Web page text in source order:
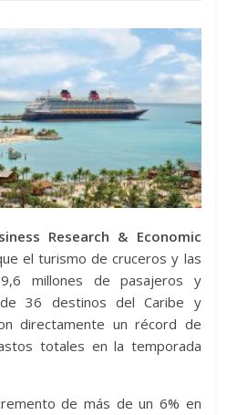
Research & Economic
el turismo de cruceros y las
millones de pasajeros y
36 destinos del Caribe y
directamente un récord de
totales en la temporada
de más de un 6% en